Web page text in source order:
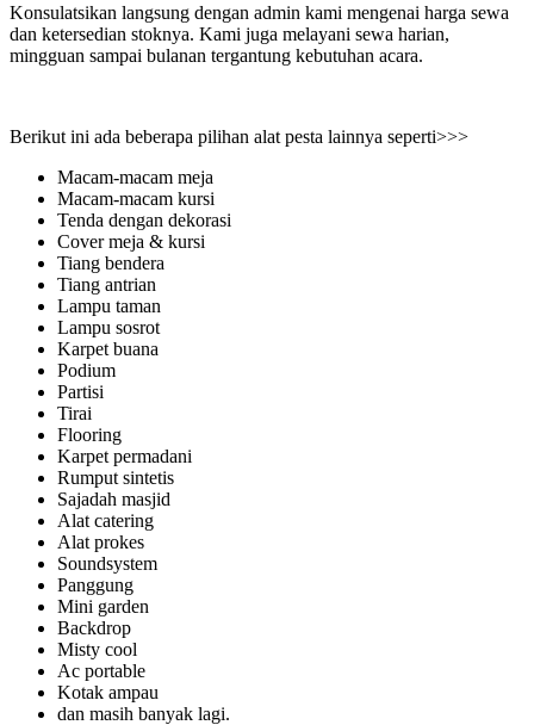
Konsulatsikan langsung dengan admin kami mengenai harga sewa
dan ketersedian stoknya. Kami juga melayani sewa harian,
mingguan sampai bulanan tergantung kebutuhan acara.
Berikut ini ada beberapa pilihan alat pesta lainnya seperti>>>
Macam-macam meja
Macam-macam kursi
Tenda dengan dekorasi
Cover meja & kursi
Tiang bendera
Tiang antrian
Lampu taman
Lampu sosrot
Karpet buana
Podium
Partisi
Tirai
Flooring
Karpet permadani
Rumput sintetis
Sajadah masjid
Alat catering
Alat prokes
Soundsystem
Panggung
Mini garden
Backdrop
Misty cool
Ac portable
Kotak ampau
dan masih banyak lagi.